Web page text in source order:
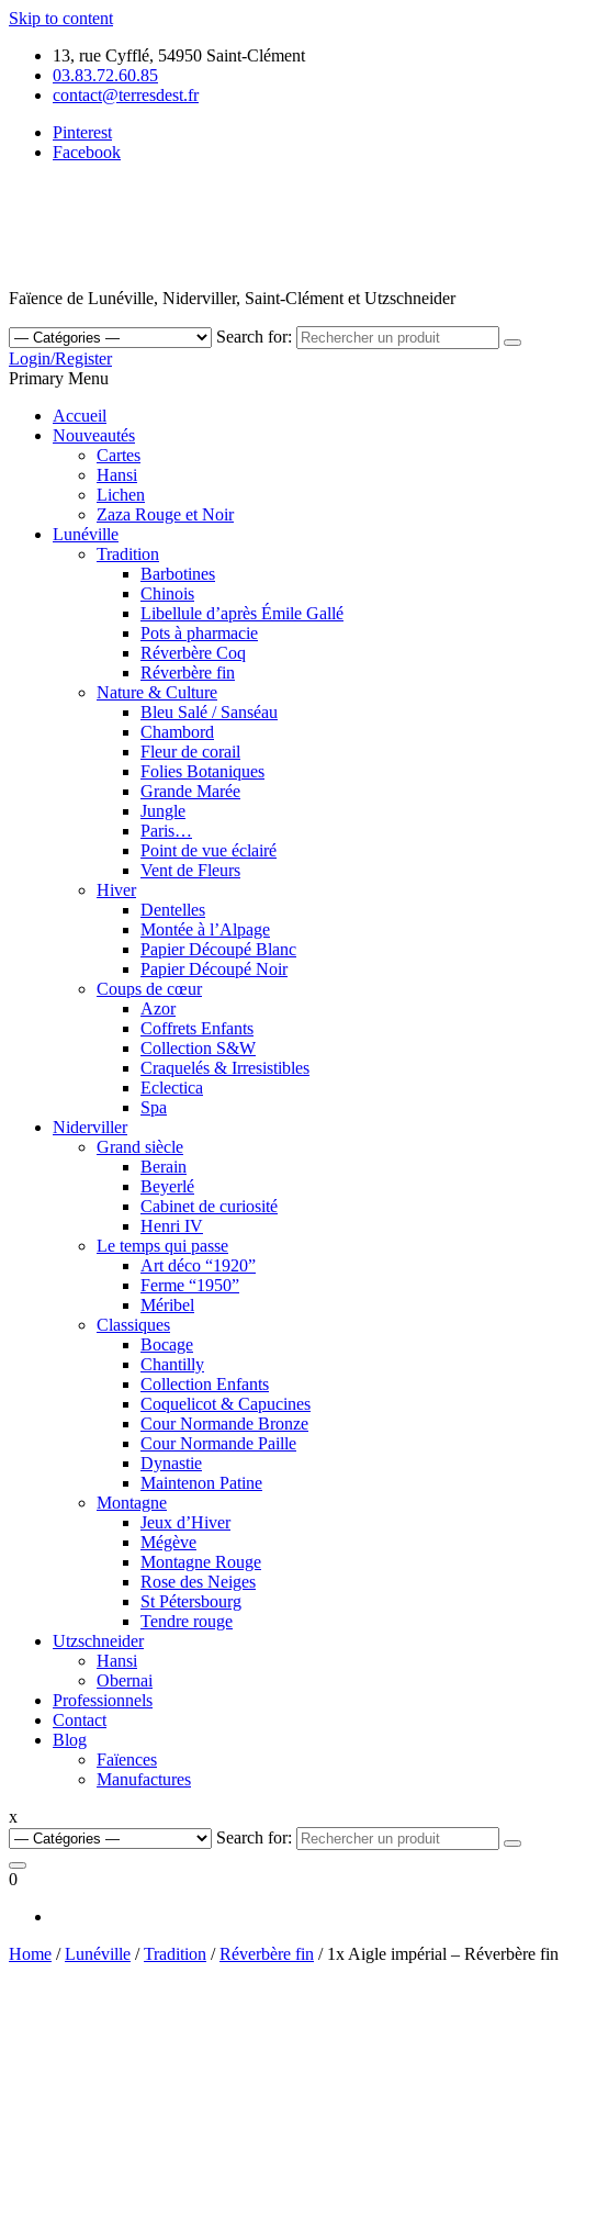
Skip to content
13, rue Cyfflé, 54950 Saint-Clément
03.83.72.60.85
contact@terresdest.fr
Pinterest
Facebook
Faïence de Lunéville, Niderviller, Saint-Clément et Utzschneider
Search for:
Login/Register
Primary Menu
Accueil
Nouveautés
Cartes
Hansi
Lichen
Zaza Rouge et Noir
Lunéville
Tradition
Barbotines
Chinois
Libellule d’après Émile Gallé
Pots à pharmacie
Réverbère Coq
Réverbère fin
Nature & Culture
Bleu Salé / Sanséau
Chambord
Fleur de corail
Folies Botaniques
Grande Marée
Jungle
Paris…
Point de vue éclairé
Vent de Fleurs
Hiver
Dentelles
Montée à l’Alpage
Papier Découpé Blanc
Papier Découpé Noir
Coups de cœur
Azor
Coffrets Enfants
Collection S&W
Craquelés & Irresistibles
Eclectica
Spa
Niderviller
Grand siècle
Berain
Beyerlé
Cabinet de curiosité
Henri IV
Le temps qui passe
Art déco “1920”
Ferme “1950”
Méribel
Classiques
Bocage
Chantilly
Collection Enfants
Coquelicot & Capucines
Cour Normande Bronze
Cour Normande Paille
Dynastie
Maintenon Patine
Montagne
Jeux d’Hiver
Mégève
Montagne Rouge
Rose des Neiges
St Pétersbourg
Tendre rouge
Utzschneider
Hansi
Obernai
Professionnels
Contact
Blog
Faïences
Manufactures
x
Search for:
0
Home /Lunéville /Tradition /Réverbère fin / 1x Aigle impérial – Réverbère fin